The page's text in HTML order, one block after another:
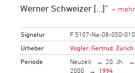
Werner Schweizer [...]"
Signatur
F 5107-Na-08-050-010
Urheber
Vogler, Gertrud: Zürich
Periode
Neuzeit 20. Jh.
2000
1994